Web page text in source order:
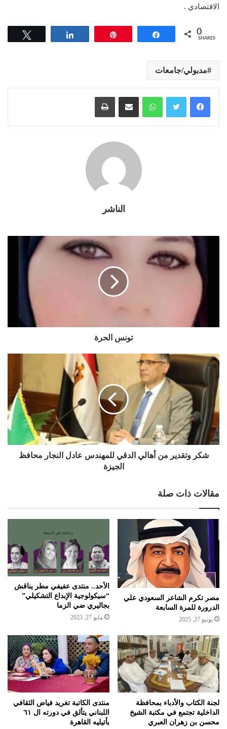
الاقتصادي .
Share 0
SHARES
مدبولي/جامعات
واتساب مشاركة عبر البريد طباعة
الناشر
تونس الحرة
شكر وتقدير من أهالي الدقي للمهندس عادل النجار محافظ
الجيزة
مقالات ذات صلة
مصر تكرم الشاعر السعودي علي
الدرورة للمرة السابعة
يونيو 27, 2025
الأحد.. منتدى عفيفي مطر يناقش
“سيكولوجية الإبداع التشكيلي”
بجاليري ضي الزما
مايو 27, 2023
لجنة الكتاب والأدباء بمحافظة
الداخلية تجتمع في مكتبة الشيخ
محسن بن زهران العبري
منتدى الكاتبة تغريد فياض الثقافي
اللبناني يتألق في دورته ال ٦١
بأتيليه القاهرة